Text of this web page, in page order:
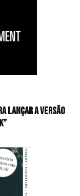
lançar a versão